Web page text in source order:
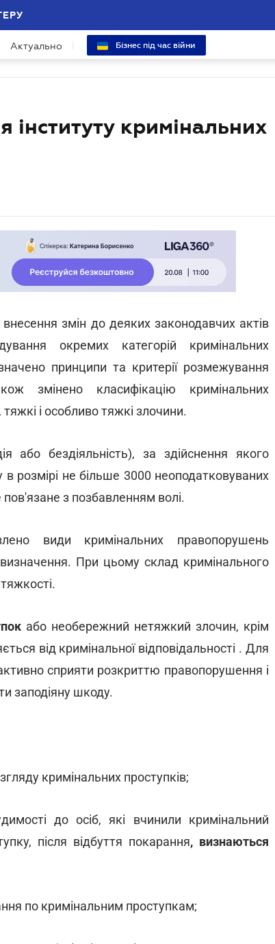
Актуально Бізнес під час війни
інституту кримінальних
змін до деяких законодавчих актів
окремих категорій кримінальних
принципи та критерії розмежування
змінено класифікацію кримінальних
і особливо тяжкі злочини.
або бездіяльність), за здійснення якого
розмірі не більше 3000 неоподатковуваних
з позбавленням волі.
види кримінальних правопорушень
При цьому склад кримінального
або необережний нетяжкий злочин, крім
від кримінальної відповідальності . Для
сприяти розкриттю правопорушення і
заподіяну шкоду.
кримінальних проступків;
до осіб, які вчинили кримінальний
після відбуття покарання, визнаються
по кримінальним проступкам;